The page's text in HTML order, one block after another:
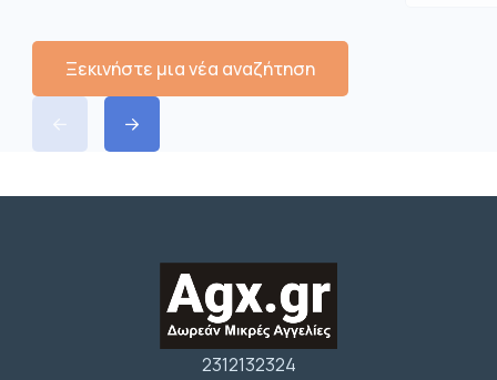
Ξεκινήστε μια νέα αναζήτηση
2312132324